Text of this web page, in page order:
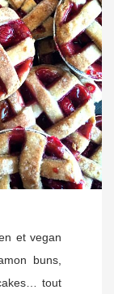
et vegan
buns,
tout